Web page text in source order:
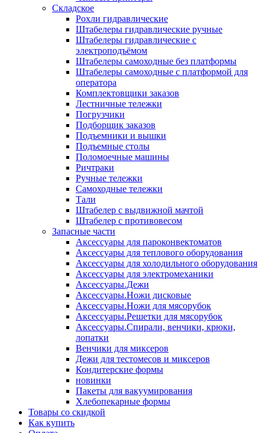
Складское
Рохли гидравлические
Штабелеры гидравлические ручные
Штабелеры гидравлические с
электроподъёмом
Штабелеры самоходные без платформы
Штабелеры самоходные с платформой для
оператора
Комплектовщики заказов
Лестничные тележки
Погрузчики
Подборщик заказов
Подъемники и вышки
Подъемные столы
Поломоечные машины
Ричтраки
Ручные тележки
Самоходные тележки
Тали
Штабелер с выдвижной мачтой
Штабелер с противовесом
Запасные части
Аксессуары для пароконвектоматов
Аксессуары для теплового оборудования
Аксессуары для холодильного оборудования
Аксессуары для электромеханики
Аксессуары.Дежи
Аксессуары.Ножи дисковые
Аксессуары.Ножи для мясорубок
Аксессуары.Решетки для мясорубок
Аксессуары.Спирали, венчики, крюки,
лопатки
Венчики для миксеров
Дежи для тестомесов и миксеров
Кондитерские формы
новинки
Пакеты для вакуумирования
Хлебопекарные формы
Товары со скидкой
Как купить